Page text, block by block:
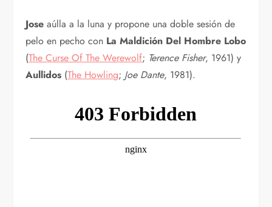
Jose aúlla a la luna y propone una doble sesión de
pelo en pecho con La Maldición Del Hombre Lobo
(The Curse Of The Werewolf; Terence Fisher, 1961) y
Aullidos (The Howling; Joe Dante, 1981).